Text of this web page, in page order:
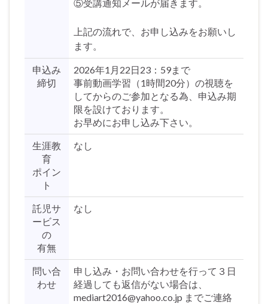
⑤受講通知メールが届きます。
上記の流れで、お申し込みをお願いし
ます。
申込み
締切
2026年1月22日23：59まで
事前動画学習（1時間20分）の視聴を
してからのご参加となる為、申込み期
限を設けております。
お早めにお申し込み下さい。
生涯教
育
ポイン
ト
なし
託児サ
ービス
の
有無
なし
問い合
わせ
申し込み・お問い合わせを行って３日
経過しても返信がない場合は、
mediart2016@yahoo.co.jp までご連絡